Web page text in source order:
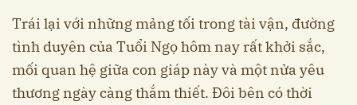
Trái lại với những mảng tối trong tài vận, đường
tình duyên của Tuổi Ngọ hôm nay rất khởi sắc,
mối quan hệ giữa con giáp này và một nửa yêu
thương ngày càng thắm thiết. Đôi bên có thời